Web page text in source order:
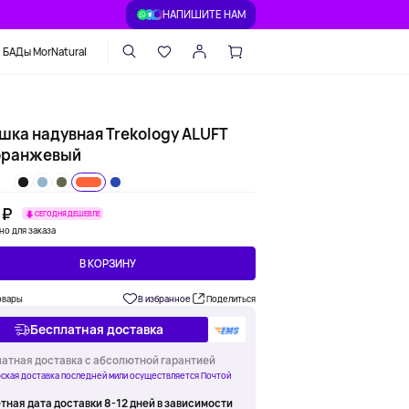
НАПИШИТЕ НАМ
БАДы MorNatural
надувная Trekology ALUFT
СЕГОДНЯ ДЕШЕВЛЕ
для заказа
В КОРЗИНУ
В избранное Поделиться
Бесплатная доставка
доставка с абсолютной гарантией
доставка последней мили осуществляется Почтой
дата доставки 8-12 дней в зависимости